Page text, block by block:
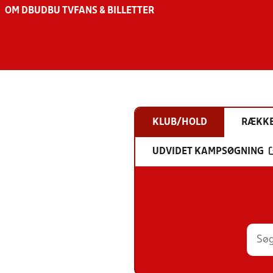
OM DBU DBU TV FANS & BILLETTER
KLUB/HOLD
UDVIDET KAMPSØGNING